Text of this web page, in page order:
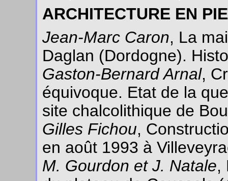
ARCHITECTURE EN
Jean-Marc Caron, La
Daglan (Dordogne).
Gaston-Bernard Arnal,
équivoque. Etat de la
site chalcolithique de
Gilles Fichou,
en août 1993 à
M. Gourdon et J. Natale,